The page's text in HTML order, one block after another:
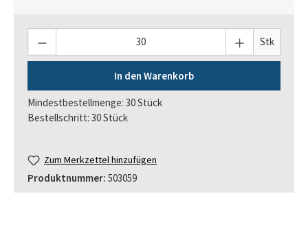
Stk
In den Warenkorb
Mindestbestellmenge: 30 Stück
Bestellschritt: 30 Stück
Zum Merkzettel hinzufügen
Produktnummer: 503059